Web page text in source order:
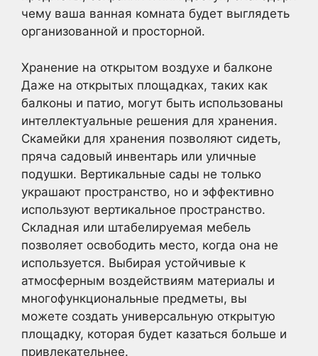
чему ваша ванная комната будет выглядеть
организованной и просторной.
Хранение на открытом воздухе и балконе
Даже на открытых площадках, таких как
балконы и патио, могут быть использованы
интеллектуальные решения для хранения.
Скамейки для хранения позволяют сидеть,
пряча садовый инвентарь или уличные
подушки. Вертикальные сады не только
украшают пространство, но и эффективно
используют вертикальное пространство.
Складная или штабелируемая мебель
позволяет освободить место, когда она не
используется. Выбирая устойчивые к
атмосферным воздействиям материалы и
многофункциональные предметы, вы
можете создать универсальную открытую
площадку, которая будет казаться больше и
привлекательнее.